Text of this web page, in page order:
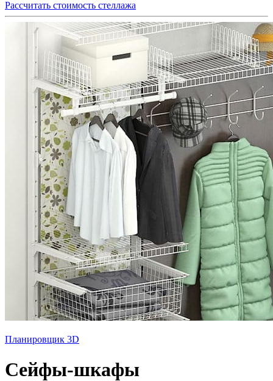
Рассчитать стоимость стеллажа
Планировщик 3D
Сейфы-шкафы